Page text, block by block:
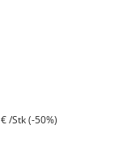
/Stk (-50%)